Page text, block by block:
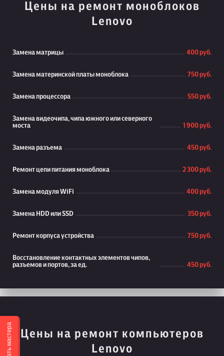
Цены на ремонт моноблоков
Lenovo
Замена матрицы 400 руб.
Замена материнской платы моноблока 750 руб.
Замена процессора 550 руб.
Замена видеочипа, чипа южного или северного
моста
1 900 руб.
Замена разъема 450 руб.
Ремонт цепи питания моноблока 2 300 руб.
Замена модуля WiFi 400 руб.
Замена HDD или SSD 350 руб.
Ремонт корпуса устройства 750 руб.
Восстановление контактных элементов чипов,
разъемов и портов, за ед.
450 руб.
Цены на ремонт компьютеров
Lenovo